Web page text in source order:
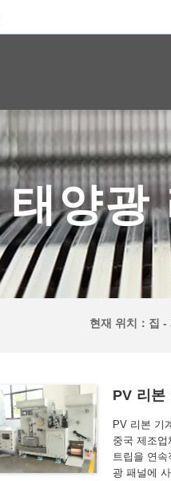
태양광
현재 위치： 집 -
PV 리본
PV 리본 기
중국 제조
트립을 연
광 패널에